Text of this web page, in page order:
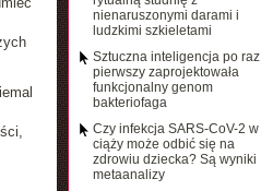
nienaruszonymi darami i
ludzkimi szkieletami
Sztuczna inteligencja po raz
pierwszy zaprojektowała
funkcjonalny genom
bakteriofaga
Czy infekcja SARS-CoV-2 w
ciąży może odbić się na
zdrowiu dziecka? Są wyniki
metaanalizy